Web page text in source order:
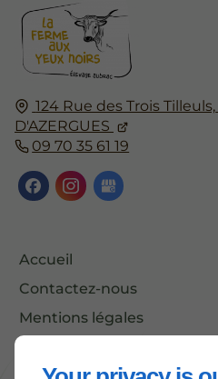
124 Rue des Trois Tilleuls,
D'AZERGUES
09 70 35 61 19
Accueil
Contactez-nous
Mentions légales